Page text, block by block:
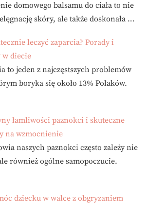
domowego balsamu do ciała to nie
skóry, ale także doskonała …
leczyć zaparcia? Porady i
w diecie
to jeden z najczęstszych problemów
boryka się około 13% Polaków.
łamliwości paznokci i skuteczne
na wzmocnienie
naszych paznokci często zależy nie
również ogólne samopoczucie.
dziecku w walce z obgryzaniem